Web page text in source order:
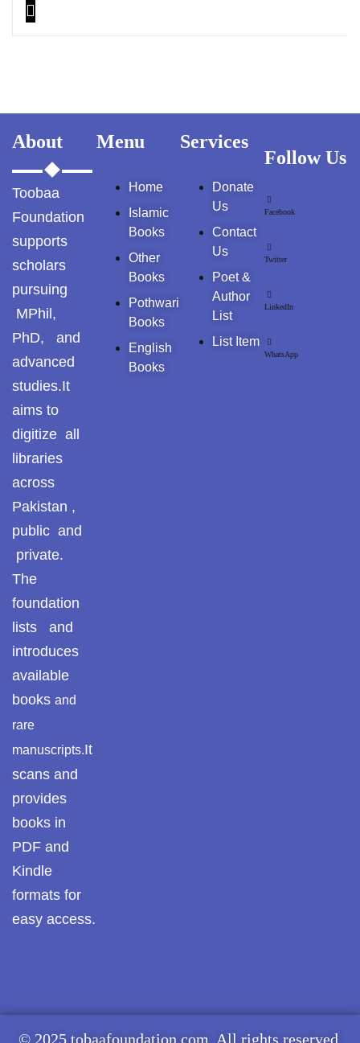
About
Toobaa
Foundation
supports
scholars
pursuing
MPhil,
PhD, and
advanced
studies.It
aims to
digitize all
libraries
across
Pakistan ,
public and
private.
The
foundation
lists and
introduces
available
books and
rare
manuscripts.It
scans and
provides
books in
PDF and
Kindle
formats for
easy access.
Menu
Home
Islamic
Books
Other
Books
Pothwari
Books
English
Books
Services
Donate
Us
Contact
Us
Poet &
Author
List
List Item
Follow Us
Facebook
Twitter
LinkedIn
WhatsApp
© 2025 tobaafoundation.com. All rights reserved.